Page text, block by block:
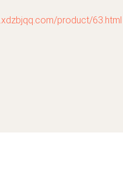
product/63.html